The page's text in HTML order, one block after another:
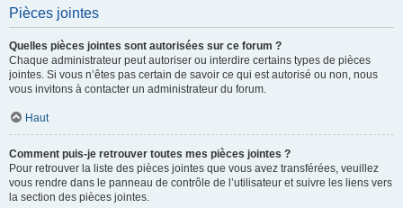
Pièces jointes
Quelles pièces jointes sont autorisées sur ce forum ?
Chaque administrateur peut autoriser ou interdire certains types de pièces
jointes. Si vous n’êtes pas certain de savoir ce qui est autorisé ou non, nous
vous invitons à contacter un administrateur du forum.
Haut
Comment puis-je retrouver toutes mes pièces jointes ?
Pour retrouver la liste des pièces jointes que vous avez transférées, veuillez
vous rendre dans le panneau de contrôle de l’utilisateur et suivre les liens vers
la section des pièces jointes.